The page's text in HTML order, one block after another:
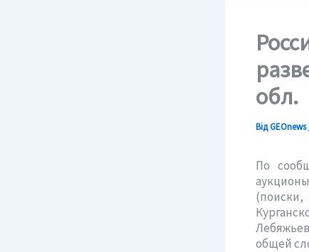
обл.
ВідGEOnews
По
общей